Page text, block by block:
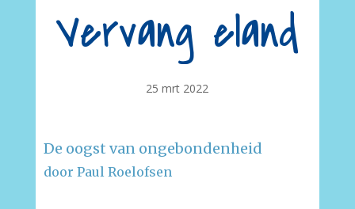
Vervang eland
25 mrt 2022
De oogst van ongebondenheid
door Paul Roelofsen